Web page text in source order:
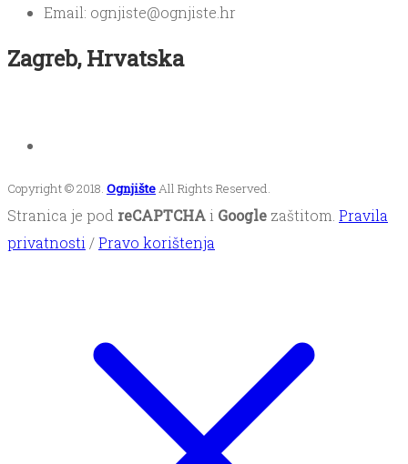
Email: ognjiste@ognjiste.hr
Zagreb, Hrvatska
Copyright © 2018. OgnjišteAll Rights Reserved.
Stranica je pod reCAPTCHAi Google zaštitom. Pravila
privatnosti /Pravo korištenja